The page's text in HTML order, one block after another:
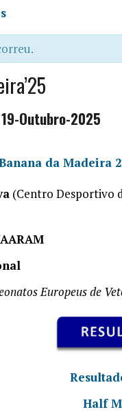
19-Outubro-2025
da Madeira
(Centro Desportivo
Europeus de
Half